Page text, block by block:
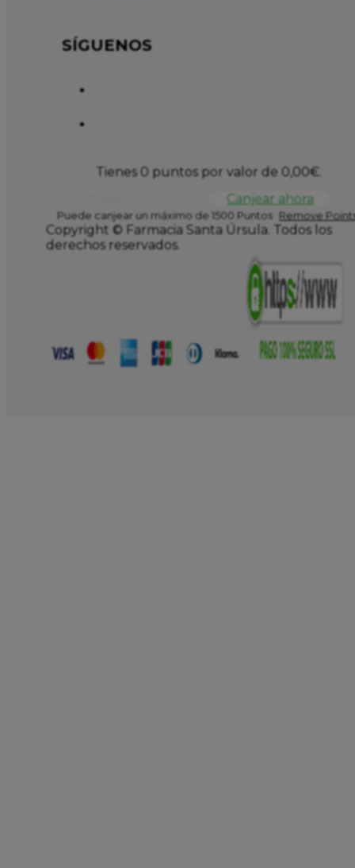
SÍGUENOS
Tienes 0 puntos por valor de 0,00€.
Canjear ahora
Puede canjear un máximo de 1500 Puntos Remove
Copyright © Farmacia Santa Úrsula. Todos los
derechos reservados.